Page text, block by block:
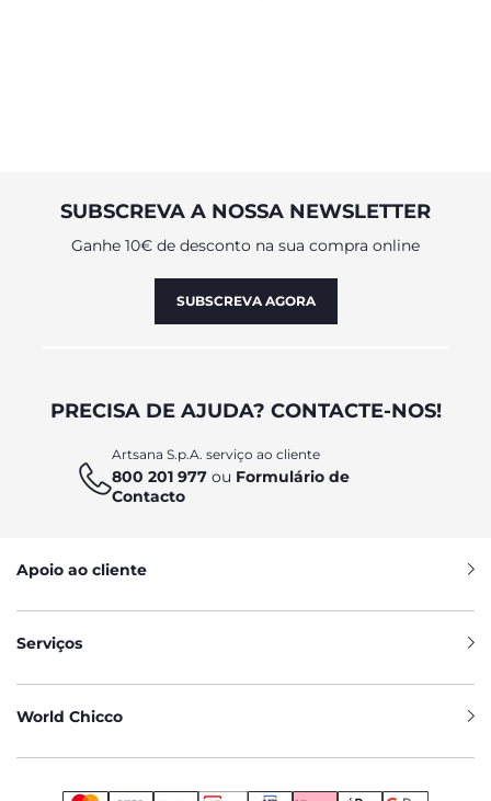
SUBSCREVA A NOSSA NEWSLETTER
Ganhe 10€ de desconto na sua compra online
SUBSCREVA AGORA
PRECISA DE AJUDA? CONTACTE-NOS!
Artsana S.p.A. serviço ao cliente
800 201 977 ou Formulário de
Contacto
Apoio ao cliente
Serviços
World Chicco